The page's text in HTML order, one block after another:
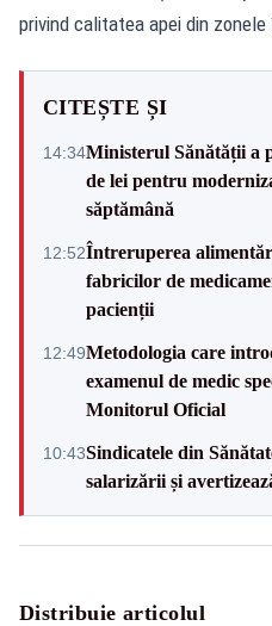
privind calitatea apei din
CITEȘTE ȘI
14:34Ministerul Sănătății a
de lei pentru
săptămână
12:52Întreruperea
fabricilor de
pacienții
12:49Metodologia care
examenul de medic
Monitorul Oficial
10:43Sindicatele din
salarizării și
Distribuie articolul